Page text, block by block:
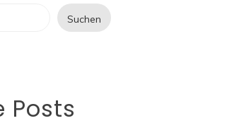
Suchen
Posts